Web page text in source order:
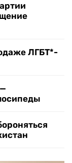
ЛГБТ*-